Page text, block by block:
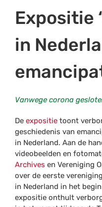
Expositie
in
Vanwege corona
De expositie toont
geschiedenis van
in Nederland. Aan de
videobeelden en
Archives en Vereniging
over de eerste
in Nederland in het
expositie onthult